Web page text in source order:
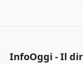
InfoOggi - Il